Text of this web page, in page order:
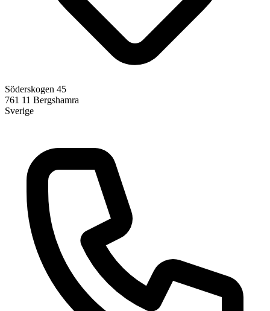
Söderskogen 45
761 11 Bergshamra
Sverige